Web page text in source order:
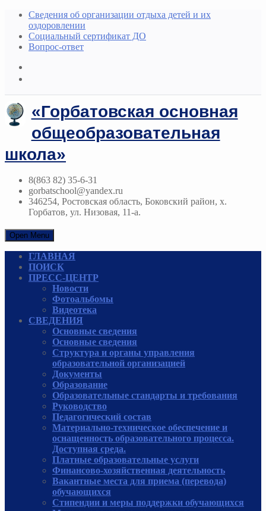
Сведения об организации отдыха детей и их
оздоровлении
Социальный сертификат ДО
Вопрос-ответ
«Горбатовская основная
общеобразовательная
школа»
8(863 82) 35-6-31
gorbatschool@yandex.ru
346254, Ростовская область, Боковский район, х.
Горбатов, ул. Низовая, 11-а.
Open Menu
ГЛАВНАЯ
ПОИСК
ПРЕСС-ЦЕНТР
Новости
Фотоальбомы
Видеотека
СВЕДЕНИЯ
Основные сведения
Основные сведения
Структура и органы управления
образовательной организацией
Документы
Образование
Образовательные стандарты и требования
Руководcтво
Педагогический состав
Материально-техническое обеспечение и
оснащенность образовательного процесса.
Доступная среда.
Платные образовательные услуги
Финансово-хозяйственная деятельность
Вакантные места для приема (перевода)
обучающихся
Стипендии и меры поддержки обучающихся